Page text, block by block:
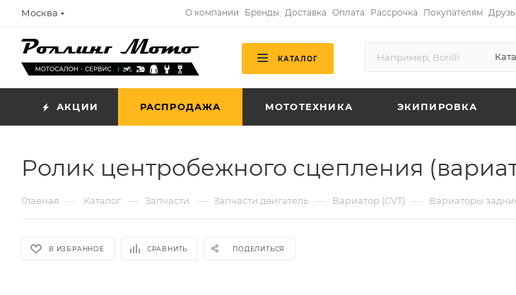
Москва О компании Бренды Доставка Оплата Рассрочка Покупателям
КАТАЛОГ
АКЦИИ РАСПРОДАЖА МОТОТЕХНИКА ЭКИПИРОВКА
Ролик центробежного сцепления
Главная — Каталог — Запчасти — Запчасти двигатель — Вариатор (CVT) — Вариаторы
В ИЗБРАННОЕ СРАВНИТЬ ПОДЕЛИТЬСЯ